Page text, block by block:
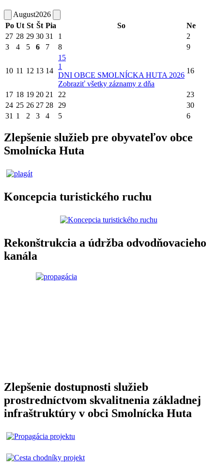
August2026
Po Ut St Št Pia So
Ne
27 28 29 30 31 1
2
3
4 5 6 7 8 9
10 11 12 13 14
15
1
DNI OBCE SMOLNÍCKA HUTA 2026
Zobraziť všetky záznamy z dňa
16
17 18 19 20 21 22
23
24 25 26 27 28 29
30
31 1 2 3 4 5 6
Zlepšenie služieb pre obyvateľov obce
Smolnícka Huta
Koncepcia turistického ruchu
Rekonštrukcia a údržba odvodňovacieho
kanála
Zlepšenie dostupnosti služieb
prostredníctvom skvalitnenia základnej
infraštruktúry v obci Smolnícka Huta